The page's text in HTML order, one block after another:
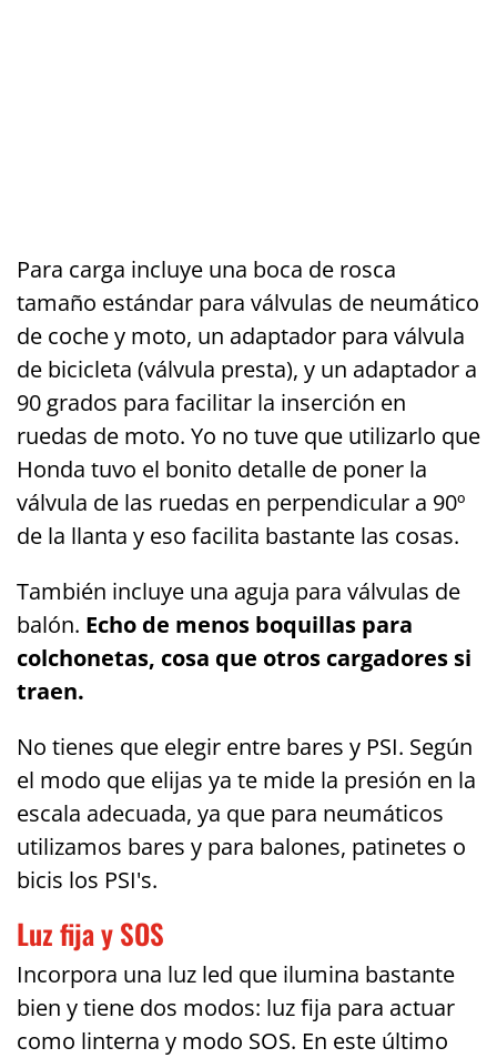
Para carga incluye una boca de rosca
tamaño estándar para válvulas de neumático
de coche y moto, un adaptador para válvula
de bicicleta (válvula presta), y un adaptador a
90 grados para facilitar la inserción en
ruedas de moto. Yo no tuve que utilizarlo que
Honda tuvo el bonito detalle de poner la
válvula de las ruedas en perpendicular a 90º
de la llanta y eso facilita bastante las cosas.
También incluye una aguja para válvulas de
balón. Echo de menos boquillas para
colchonetas, cosa que otros cargadores si
traen.
No tienes que elegir entre bares y PSI. Según
el modo que elijas ya te mide la presión en la
escala adecuada, ya que para neumáticos
utilizamos bares y para balones, patinetes o
bicis los PSI's.
Luz fija y SOS
Incorpora una luz led que ilumina bastante
bien y tiene dos modos: luz fija para actuar
como linterna y modo SOS. En este último